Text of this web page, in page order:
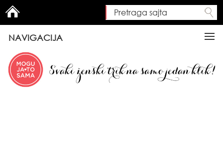
Search form
Pretraga sajta
NAVIGACIJA